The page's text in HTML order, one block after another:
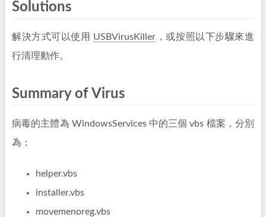
Solutions
解決方式可以使用 USBVirusKiller ，或按照以下步驟來進
行清理動作。
Summary of Virus
病毒的主體為 WindowsServices 中的三個 vbs 檔案，分別
為：
helper.vbs
installer.vbs
movemenoreg.vbs